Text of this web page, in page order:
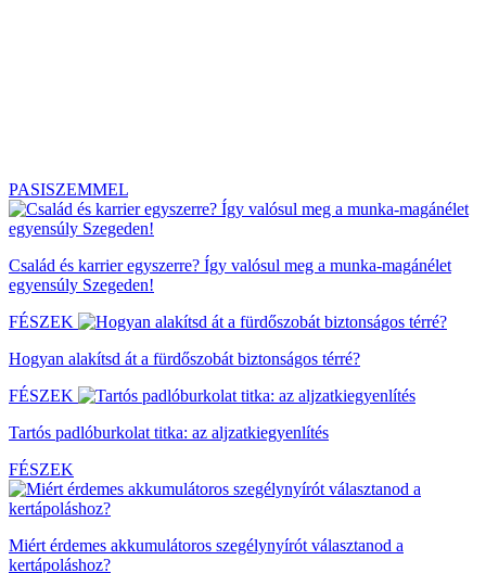
PASISZEMMEL
Család és karrier egyszerre? Így valósul meg a munka-magánélet
egyensúly Szegeden!
FÉSZEK
Hogyan alakítsd át a fürdőszobát biztonságos térré?
FÉSZEK
Tartós padlóburkolat titka: az aljzatkiegyenlítés
FÉSZEK
Miért érdemes akkumulátoros szegélynyírót választanod a
kertápoláshoz?